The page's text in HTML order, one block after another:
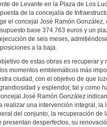
de Levante en la Plaza de Los
de la concejalía de
el concejal José Ramón González,
base 374.763 euros y un
de seis meses,
a la baja.
de estas obras es recuperar y
momentos emblemáticos más
ciudad, con el objetivo de que
y esplendor, tal y como
José Ramón González
realizar una intervención integral, la
del conjunto, la recuperación de
presentan desperfectos, su